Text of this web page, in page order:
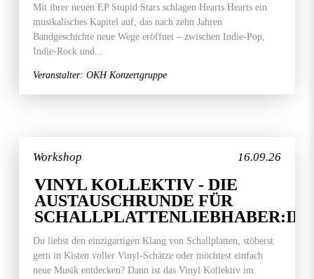
Mit ihrer neuen EP Stupid Stars schlagen Hearts Hearts ein
musikalisches Kapitel auf, das nach zehn Jahren
Bandgeschichte neue Wege eröffnet – zwischen Indie-Pop,
Indie-Rock und...
Veranstalter: OKH Konzertgruppe
16.09.26
Workshop
VINYL KOLLEKTIV - DIE
AUSTAUSCHRUNDE FÜR
Du liebst den einzigartigen Klang von Schallplatten, stöberst
gern in Kisten voller Vinyl-Schätze oder möchtest einfach
neue Musik entdecken? Dann ist das Vinyl Kollektiv im